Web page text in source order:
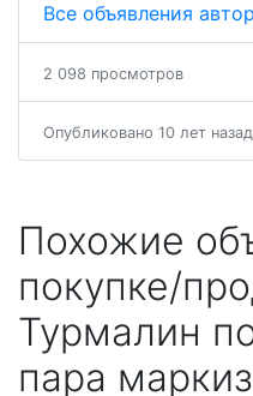
Все объявления
2 098 просмотров
Опубликовано 10 лет назад
Похожие
покупке/
Турмалин
пара маркиз